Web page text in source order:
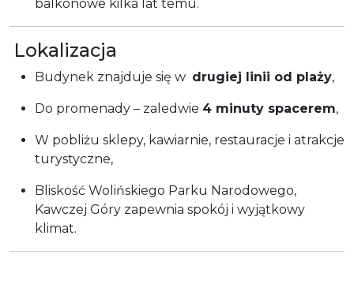
balkonowe kilka lat temu.
Lokalizacja
Budynek znajduje się w drugiej linii od plaży,
Do promenady – zaledwie 4 minuty spacerem,
W pobliżu sklepy, kawiarnie, restauracje i atrakcje
turystyczne,
Bliskość Wolińskiego Parku Narodowego,
Kawczej Góry zapewnia spokój i wyjątkowy
klimat.